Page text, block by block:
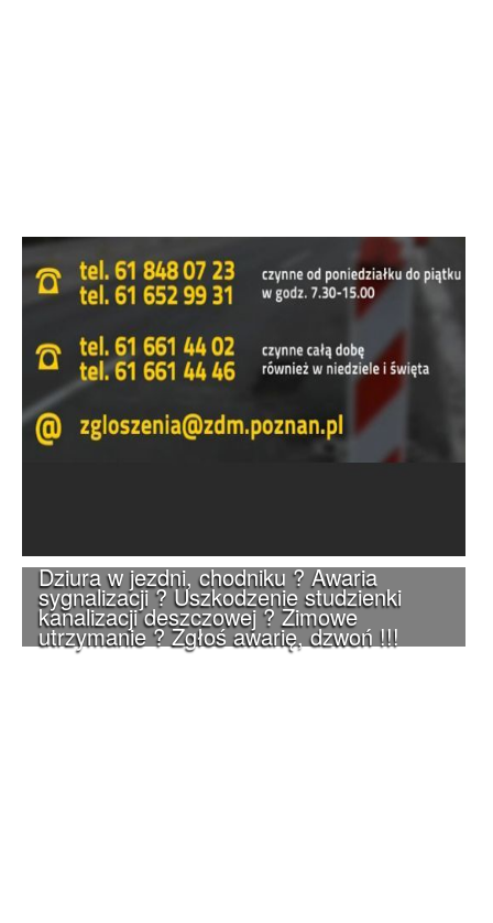
Dziura w jezdni, chodniku ? Awaria
sygnalizacji ? Uszkodzenie studzienki
kanalizacji deszczowej ? Zimowe
utrzymanie ? Zgłoś awarię, dzwoń !!!